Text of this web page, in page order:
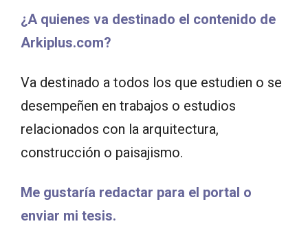
¿A quienes va destinado el contenido de
Arkiplus.com?
Va destinado a todos los que estudien o se
desempeñen en trabajos o estudios
relacionados con la arquitectura,
construcción o paisajismo.
Me gustaría redactar para el portal o
enviar mi tesis.